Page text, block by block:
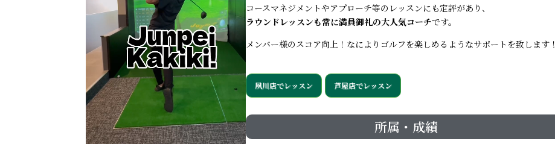
コースマネジメントやアプローチ等のレッスンにも定評があり、
ラウンドレッスンも常に満員御礼の大人気コーチです。
メンバー様のスコア向上！なによりゴルフを楽しめるようなサポートを致します！
夙川店でレッスン 芦屋店でレッスン
所属・成績